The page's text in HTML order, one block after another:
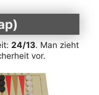
24/13. Man zieht
vor.